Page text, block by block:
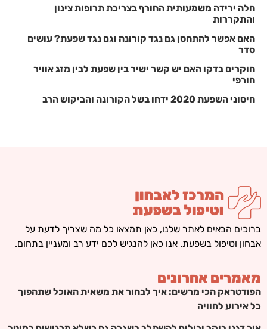
חלה ירידה משמעותית החורף בצריכת תרופות צינון
והתקררות
האם אפשר להתחסן גם נגד קורונה וגם נגד שפעת? עושים
סדר
חוקרים בדקו האם יש קשר ישיר בין שפעת לבין מזג אוויר
חורפי
חיסוני השפעת 2020 ידחו בשל הקורונה והביקוש הרב
ברוכים הבאים לאתר שלנו, כאן תמצאו כל מה שצריך לדעת על
אבחון וטיפול בשפעת. אנו כאן להנגיש לכם ידע רב ומעניין בתחום.
מאמרים אחרונים
הפודטראק הכי מרשים: איך לבחור את משאית האוכל שתהפוך
כל אירוע לחוויה